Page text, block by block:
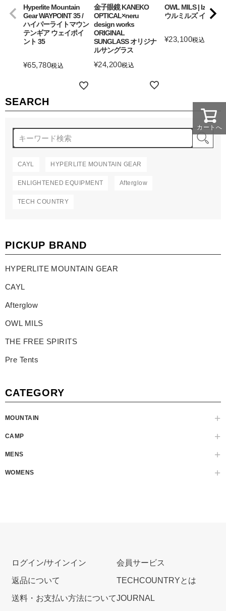
SEARCH
CAYL HYPERLITE MOUNTAIN GEAR
ENLIGHTENED EQUIPMENT Afterglow
TECH COUNTRY
PICKUP BRAND
HYPERLITE MOUNTAIN GEAR
CAYL
Afterglow
OWL MILS
THE FREE SPIRITS
Pre Tents
CATEGORY
MOUNTAIN
CAMP
MENS
WOMENS
Hyperlite Mountain
Gear WAYPOINT 35 /
ハイパーライトマウン
テンギア ウェイポイ
ント 35
¥65,780税込
金子眼鏡 KANEKO
OPTICAL×neru
design works
ORIGINAL
SUNGLASS オリジナ
ルサングラス
¥24,200税込
OWL MILS | Izanagi
ウルミルズ イザナギ
¥23,100税込
カートへ
ログイン/サインイン
返品について
送料・お支払い方法について
会員サービス
TECHCOUNTRYとは
JOURNAL